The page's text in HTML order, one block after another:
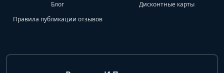
Блог
Дисконтные карты
Правила публикации отзывов